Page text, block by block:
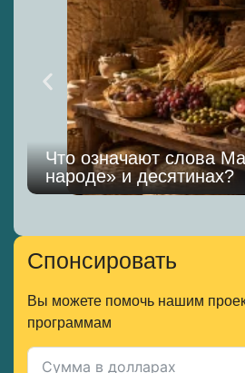
Что означают слова
народе» и десятинах?
Спонсировать
Вы можете помочь нашим
программам